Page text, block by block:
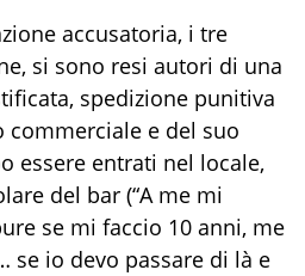
accusatoria, i tre
si sono resi autori di una
, spedizione punitiva
commerciale e del suo
essere entrati nel locale,
del bar (“A me mi
se mi faccio 10 anni, me
se io devo passare di là e